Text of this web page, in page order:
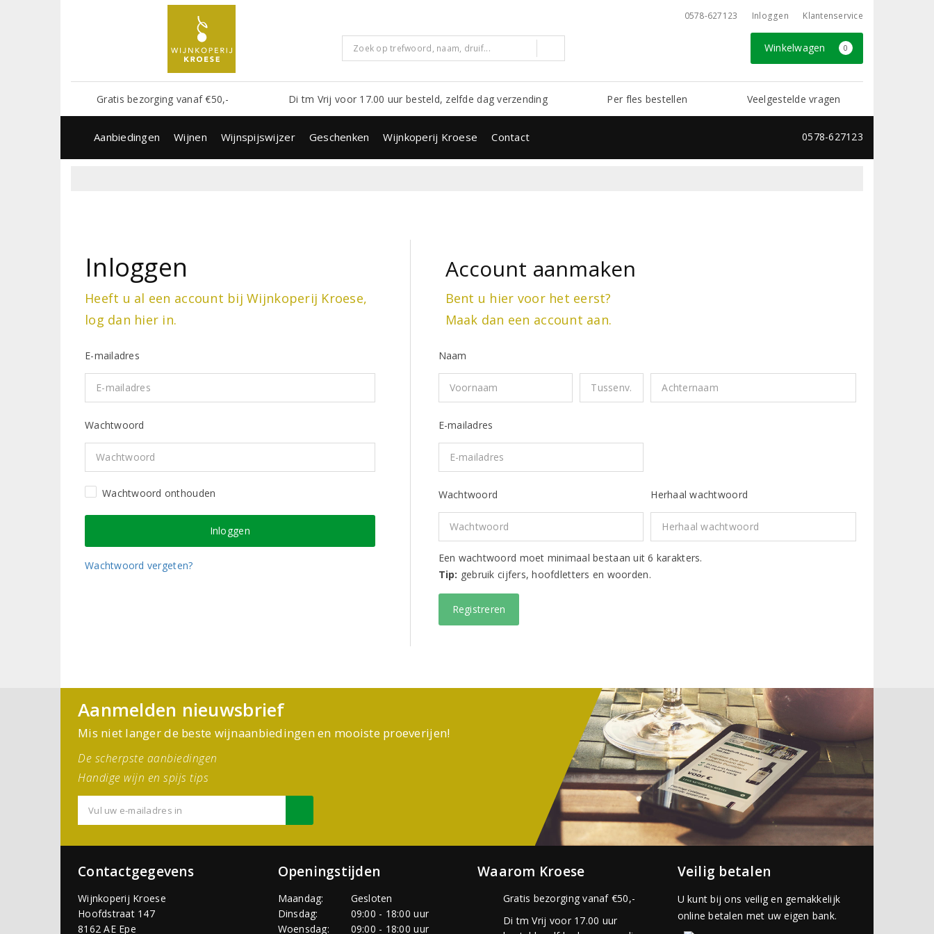
0578-627123 Inloggen Klantenservice
Winkelwagen 0
Gratis bezorging vanaf €50,- Di tm Vrij voor 17.00 uur besteld, zelfde dag verzending Per fles bestellen Veelgestelde vragen
Aanbiedingen Wijnen Wijnspijswijzer Geschenken Wijnkoperij Kroese Contact 0578-627123
Account aanmaken
Bent u hier voor het eerst?
Maak dan een account aan.
Naam
E-mailadres
Wachtwoord Herhaal wachtwoord
Een wachtwoord moet minimaal bestaan uit 6 karakters.
Tip: gebruik cijfers, hoofdletters en woorden.
Inloggen
Heeft u al een account bij Wijnkoperij Kroese,
log dan hier in.
E-mailadres
Wachtwoord
Wachtwoord onthouden
Wachtwoord vergeten?
Aanmelden nieuwsbrief
Mis niet langer de beste wijnaanbiedingen en mooiste proeverijen!
De scherpste aanbiedingen
Handige wijn en spijs tips
Contactgegevens
Wijnkoperij Kroese
Hoofdstraat 147
8162 AE Epe
Openingstijden
Maandag:
Gesloten
Dinsdag:
09:00 - 18:00 uur
Woensdag:
09:00 - 18:00 uur
Waarom Kroese
Gratis bezorging vanaf €50,-
Di tm Vrij voor 17.00 uur
Veilig betalen
U kunt bij ons veilig en gemakkelijk
online betalen met uw eigen bank.